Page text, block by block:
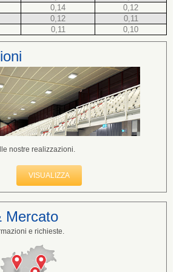
0,14
0,12
0,12
0,11
0,11 0,10
nostre realizzazioni.
VISUALIZZA
Mercato
e richieste.